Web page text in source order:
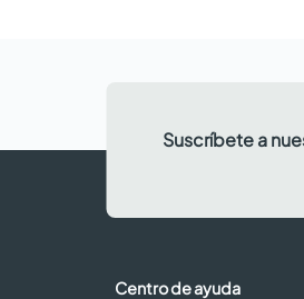
Suscríbete a
Centro de ayuda